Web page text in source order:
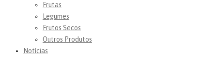
Frutas
Legumes
Frutos Secos
Outros Produtos
Notícias